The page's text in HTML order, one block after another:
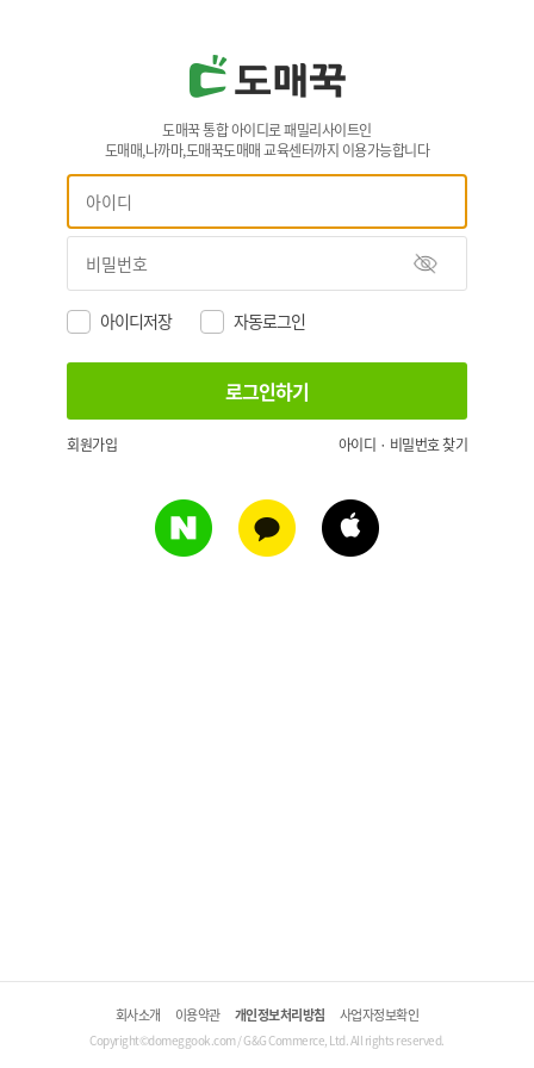
도매꾹 통합 아이디로 패밀리사이트인
도매매,나까마,도매꾹도매매 교육센터까지 이용가능합니다
아이디저장 자동로그인
회원가입 아이디 · 비밀번호 찾기
회사소개 이용약관 개인정보처리방침 사업자정보확인
Copyright©domeggook.com / G&G Commerce, Ltd. All rights reserved.